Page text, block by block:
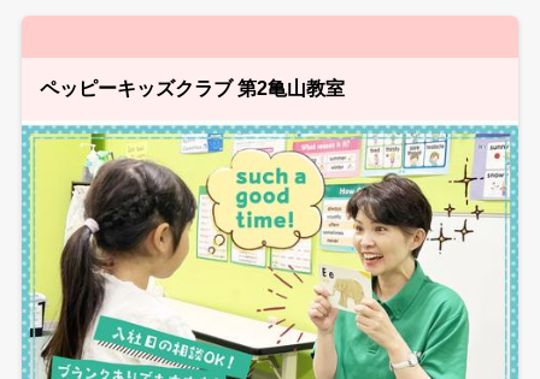
ペッピーキッズクラブ 第2亀山教室